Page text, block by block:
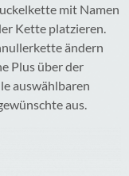
mit Namen
Kette platzieren.
ändern
Plus über der
auswählbaren
aus.